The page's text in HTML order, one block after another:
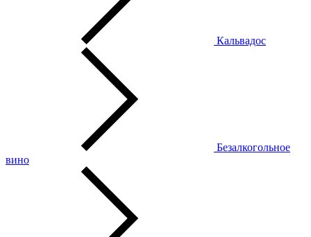
Кальвадос
Безалкогольное
вино